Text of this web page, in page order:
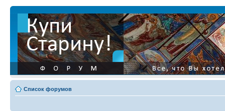
Список форумов